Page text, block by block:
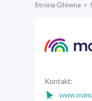
Strona Główna >
Kontakt: